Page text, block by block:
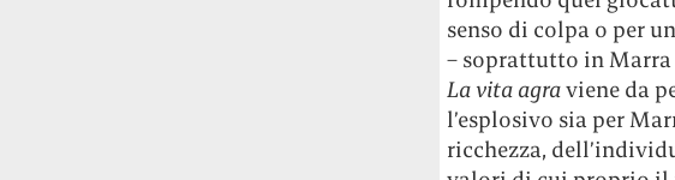
senso di colpa o per
– soprattutto in
La vita agraviene da
l’esplosivo sia per
ricchezza,